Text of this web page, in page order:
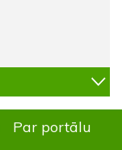
Par portālu